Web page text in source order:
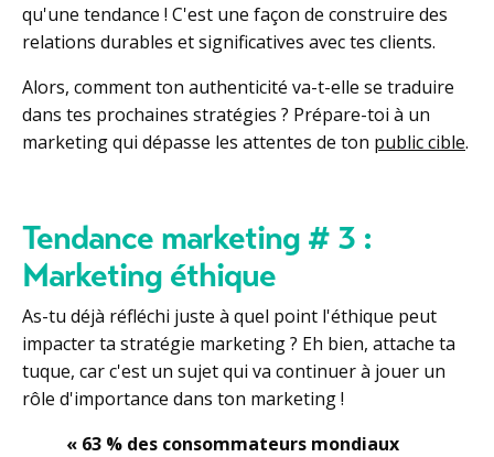
qu'une tendance ! C'est une façon de construire des
relations durables et significatives avec tes clients.
Alors, comment ton authenticité va-t-elle se traduire
dans tes prochaines stratégies ? Prépare-toi à un
marketing qui dépasse les attentes de ton public cible.
Tendance marketing # 3 :
Marketing éthique
As-tu déjà réfléchi juste à quel point l'éthique peut
impacter ta stratégie marketing ? Eh bien, attache ta
tuque, car c'est un sujet qui va continuer à jouer un
rôle d'importance dans ton marketing !
« 63 % des consommateurs mondiaux